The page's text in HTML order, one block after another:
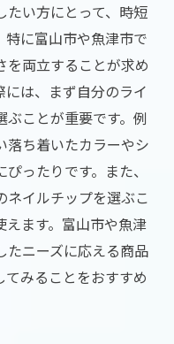
イルチップの楽し
プ選びのコツと富
ルチップの選び方
ップを買う際の注
チップの見つけ方
ョップの特徴を徹
たい方にとって、時短
特に富山市や魚津市で
を両立することが求め
は、まず自分のライ
ことが重要です。例
落ち着いたカラーやシ
ったりです。また、
ネイルチップを選ぶこ
えます。富山市や魚津
たニーズに応える商品
みることをおすすめ